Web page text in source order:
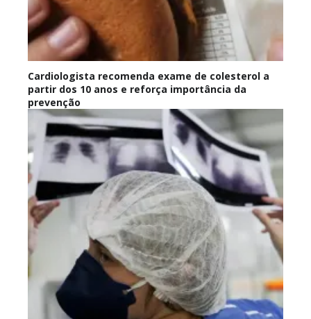
Cardiologista recomenda exame de colesterol a
partir dos 10 anos e reforça importância da
prevenção